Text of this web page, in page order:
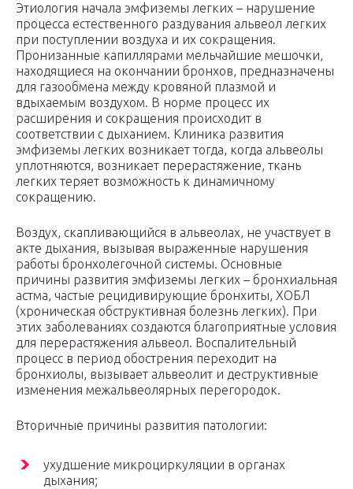
Этиология начала эмфиземы легких – нарушение
процесса естественного раздувания альвеол легких
при поступлении воздуха и их сокращения.
Пронизанные капиллярами мельчайшие мешочки,
находящиеся на окончании бронхов, предназначены
для газообмена между кровяной плазмой и
вдыхаемым воздухом. В норме процесс их
расширения и сокращения происходит в
соответствии с дыханием. Клиника развития
эмфиземы легких возникает тогда, когда альвеолы
уплотняются, возникает перерастяжение, ткань
легких теряет возможность к динамичному
сокращению.
Воздух, скапливающийся в альвеолах, не участвует в
акте дыхания, вызывая выраженные нарушения
работы бронхолегочной системы. Основные
причины развития эмфиземы легких – бронхиальная
астма, частые рецидивирующие бронхиты, ХОБЛ
(хроническая обструктивная болезнь легких). При
этих заболеваниях создаются благоприятные условия
для перерастяжения альвеол. Воспалительный
процесс в период обострения переходит на
бронхиолы, вызывает альвеолит и деструктивные
изменения межальвеолярных перегородок.
Вторичные причины развития патологии:
ухудшение микроциркуляции в органах
дыхания;